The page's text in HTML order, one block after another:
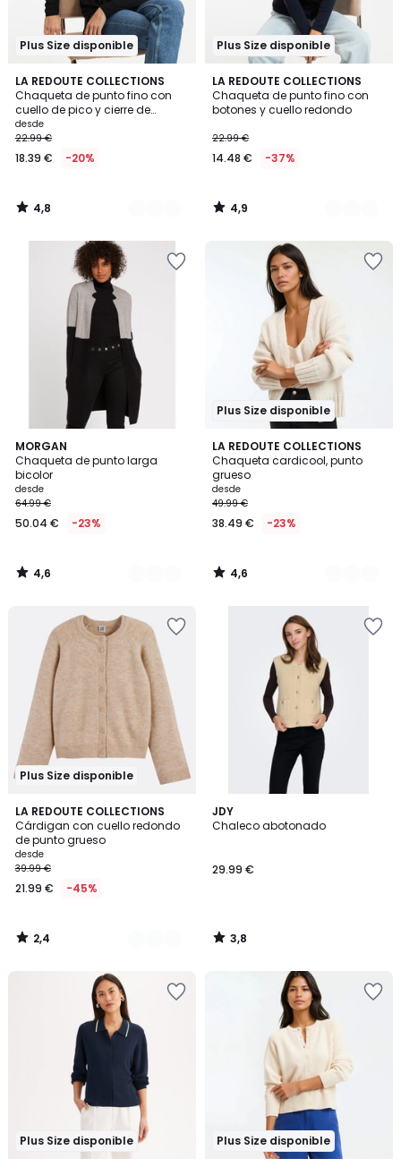
Plus Size disponible
LA REDOUTE COLLECTIONS
Chaqueta de punto fino con
cuello de pico y cierre de
botones
desde
22.99 €
18.39 € -20%
4,8
/ 5
2
Colores
4,8
/
Plus Size disponible
LA REDOUTE COLLECTIONS
Chaqueta de punto fino con
botones y cuello redondo
22.99 €
14.48 € -37%
4,9
/ 5
2
Colores
4,9
/
MORGAN
Chaqueta de punto larga
bicolor
desde
64.99 €
50.04 € -23%
4,6
/ 5
3
Colores
4,6
/
Plus Size disponible
LA REDOUTE COLLECTIONS
Chaqueta cardicool, punto
grueso
desde
49.99 €
38.49 € -23%
4,6
/ 5
2
Colores
4,6
/
Plus Size disponible
LA REDOUTE COLLECTIONS
Cárdigan con cuello redondo
de punto grueso
desde
39.99 €
21.99 € -45%
2,4
/ 5
2
Colores
2,4
/
JDY
Chaleco abotonado
29.99 €
3,8
/ 5
3,8
/
Plus Size disponible Plus Size disponible